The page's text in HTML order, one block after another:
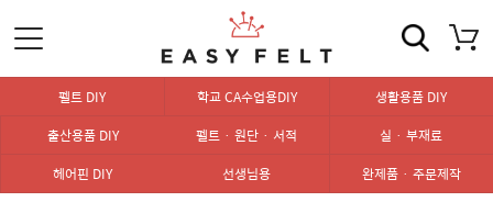
펠트 DIY 학교 CA수업용DIY
생활용품 DIY
출산용품 DIY
펠트 · 원단 · 서적
실 · 부재료
헤어핀 DIY
선생님용 완제품 · 주문제작